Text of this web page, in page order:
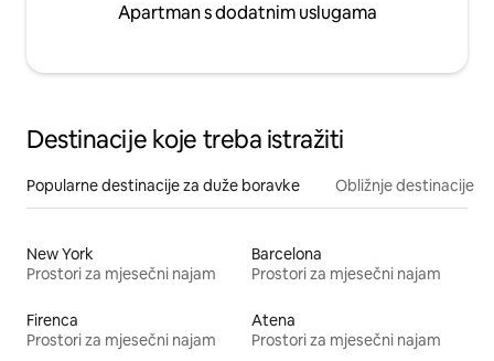
Apartman s dodatnim uslugama
Destinacije koje treba istražiti
Popularne destinacije za duže boravke Obližnje destinacije
New York
Prostori za mjesečni najam
Barcelona
Prostori za mjesečni najam
Firenca
Prostori za mjesečni najam
Atena
Prostori za mjesečni najam